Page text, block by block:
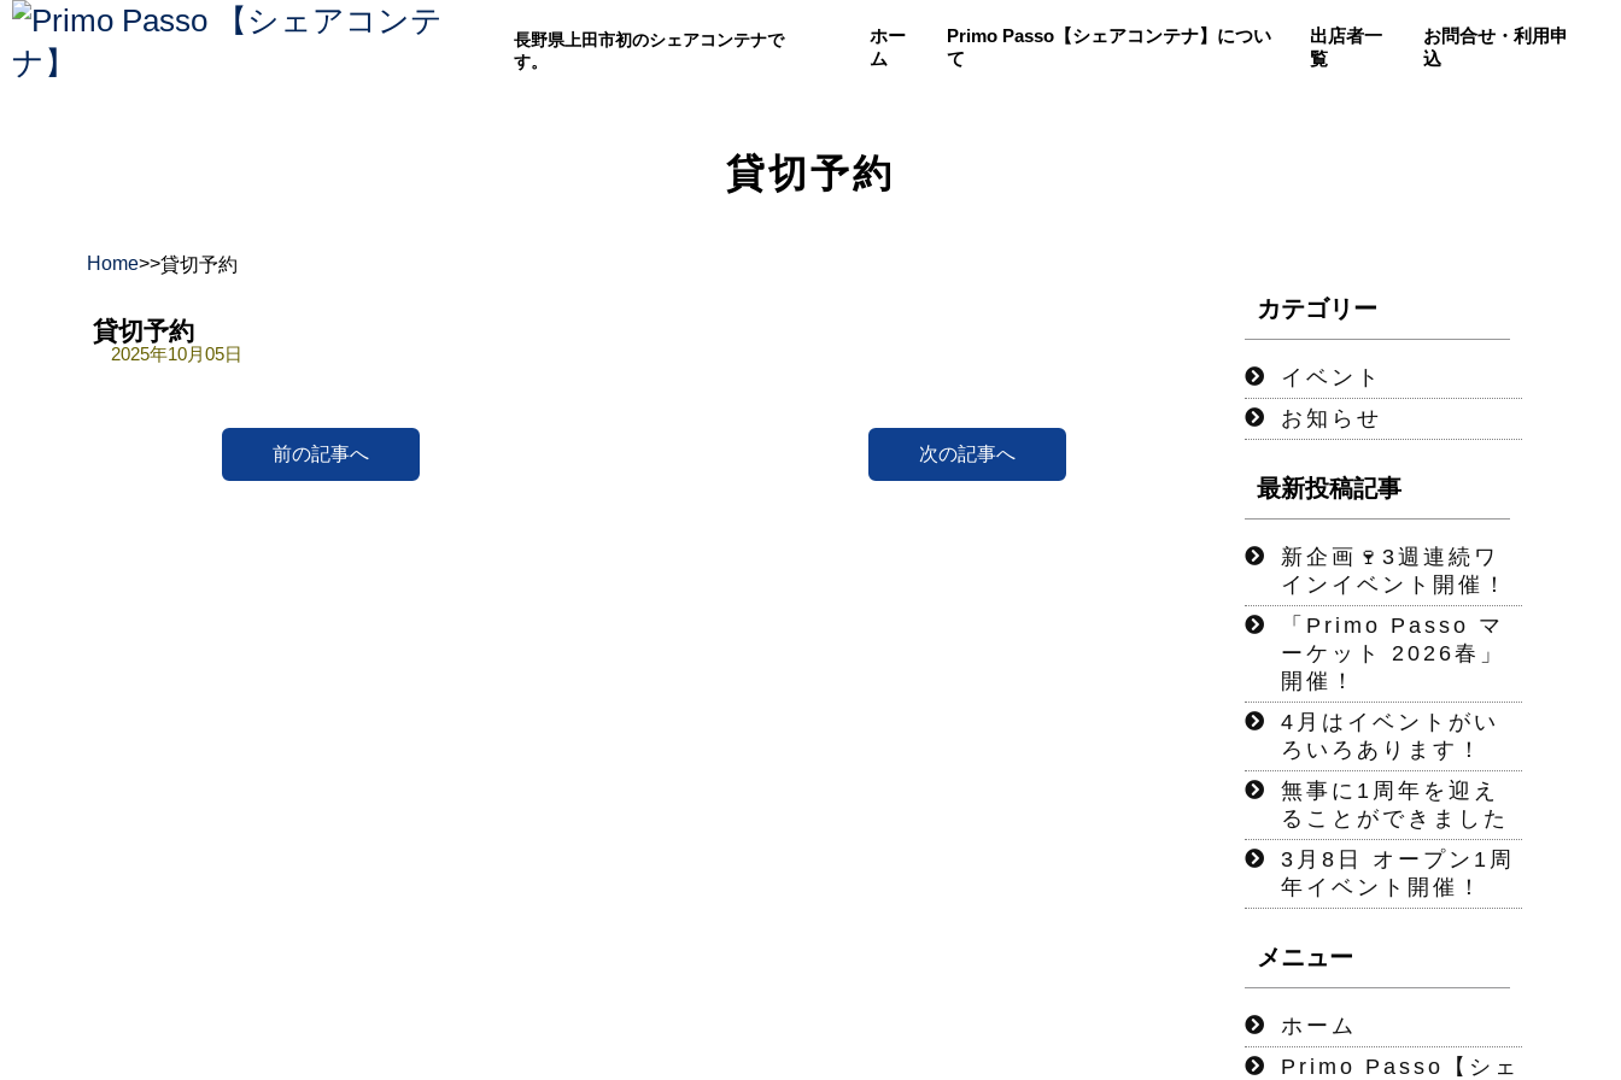
長野県上田市初のシェアコンテナで
す。
ホー
ム
Primo Passo【シェアコンテナ】につい
て
出店者一
覧
お問合せ・利用申
込
貸切予約
Home>>貸切予約
貸切予約
2025年10月05日
前の記事へ 次の記事へ
カテゴリー
イベント
お知らせ
最新投稿記事
新企画🍷3週連続ワ
インイベント開催！
「Primo Passo マ
ーケット 2026春」
開催！
4月はイベントがい
ろいろあります！
無事に1周年を迎え
ることができました
3月8日 オープン1周
年イベント開催！
メニュー
ホーム
Primo Passo【シェ